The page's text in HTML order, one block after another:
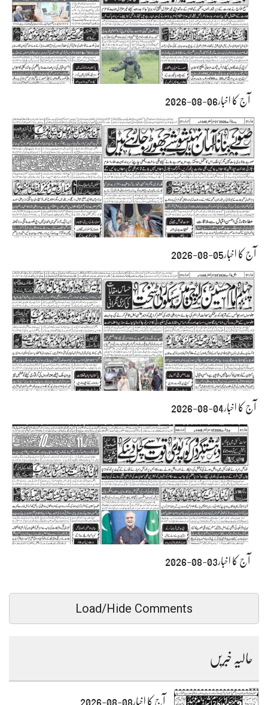
آج کا اخبار06-08-2026
آج کا اخبار05-08-2026
آج کا اخبار04-08-2026
آج کا اخبار03-08-2026
Load/Hide Comments
حالیہ خبریں
آج کا اخبار08-08-2026